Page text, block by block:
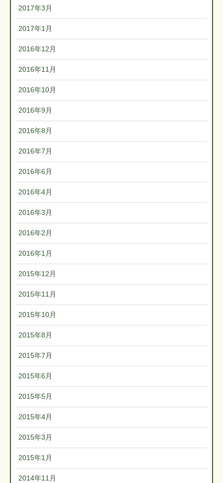
2017年3月
2017年1月
2016年12月
2016年11月
2016年10月
2016年9月
2016年8月
2016年7月
2016年6月
2016年4月
2016年3月
2016年2月
2016年1月
2015年12月
2015年11月
2015年10月
2015年8月
2015年7月
2015年6月
2015年5月
2015年4月
2015年3月
2015年1月
2014年11月